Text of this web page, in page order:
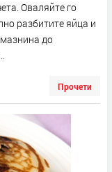
Оваляйте го
разбитите яйца и
до
Прочети